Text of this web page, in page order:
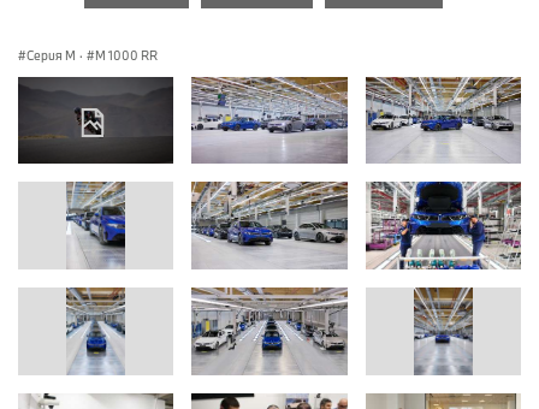
Серия M · M 1000 RR